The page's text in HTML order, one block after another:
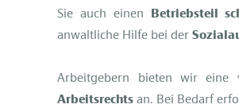
Sie auch einen
Betriebsteil
anwaltliche Hilfe bei der
Arbeitgebern bieten wir eine
Arbeitsrechts an. Bei Bedarf